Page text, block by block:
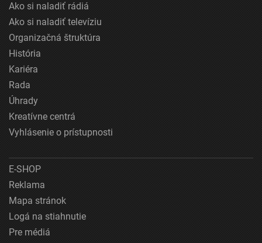
Ako si naladiť rádiá
Ako si naladiť televíziu
Organizačná štruktúra
História
Kariéra
Rada
Úhrady
Kreatívne centrá
Vyhlásenie o prístupnosti
E-SHOP
Reklama
Mapa stránok
Logá na stiahnutie
Pre médiá